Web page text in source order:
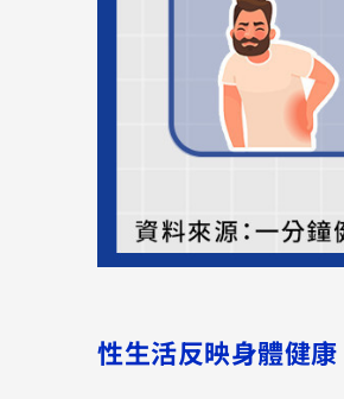
性生活反映身體健康